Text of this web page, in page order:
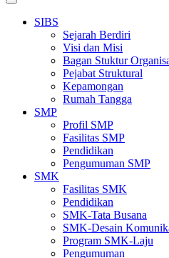
SIBS
Sejarah Berdiri
Visi dan Misi
Bagan Stuktur
Pejabat Struktural
Kepamongan
Rumah Tangga
SMP
Profil SMP
Fasilitas SMP
Pendidikan
Pengumuman SMP
SMK
Fasilitas SMK
Pendidikan
SMK-Tata Busana
SMK-Desain
Program SMK-Laju
Pengumuman